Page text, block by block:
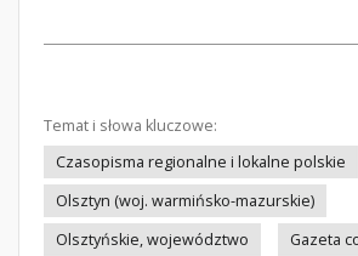
Temat i słowa kluczowe:
Czasopisma regionalne i lokalne polskie
Olsztyn (woj. warmińsko-mazurskie)
Olsztyńskie, województwo
Gazeta